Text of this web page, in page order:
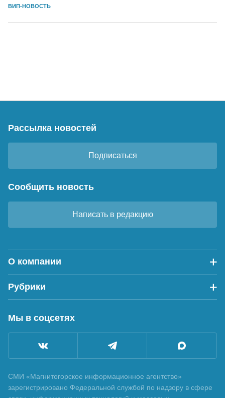
ВИП-НОВОСТЬ
Рассылка новостей
Подписаться
Сообщить новость
Написать в редакцию
О компании
Рубрики
Мы в соцсетях
СМИ «Магнитогорское информационное агентство»
зарегистрировано Федеральной службой по надзору в сфере